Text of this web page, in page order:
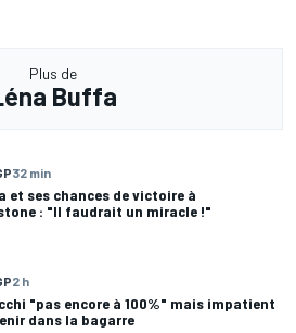
Plus de
Buffa
32 min
et ses chances de victoire à
: "Il faudrait un miracle !"
2 h
"pas encore à 100%" mais impatient
dans la bagarre